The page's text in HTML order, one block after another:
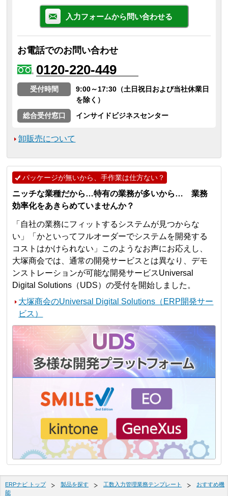
入力フォームから問い合わせる
お電話でのお問い合わせ
0120-220-449
受付時間
9:00～17:30（土日祝日および当社休業日
を除く）
総合受付窓口
インサイドビジネスセンター
卸販売について
パッケージが無いから、手作業は仕方ない？
ニッチな業種だから…特有の業務が多いから… 業務
効率化をあきらめていませんか？
「自社の業務にフィットするシステムが見つからな
い」「かといってフルオーダーでシステムを開発する
コストはかけられない」このようなお声にお応えし、
大塚商会では、通常の開発サービスとは異なり、デモ
ンストレーションが可能な開発サービスUniversal
Digital Solutions（UDS）の受付を開始しました。
大塚商会のUniversal Digital Solutions（ERP開発サー
ビス）
ERPナビ トップ 製品を探す 工数入力管理業務テンプレート
おすすめ機
能